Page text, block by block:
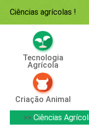
Ciências agrícolas !
Tecnologia
Agrícola
Criação Animal
>> Ciências